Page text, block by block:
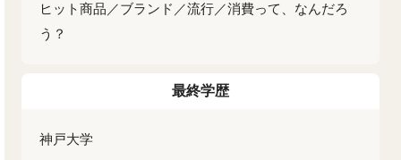
ヒット商品／ブランド／流行／消費って、なんだろ
う？
最終学歴
神戸大学